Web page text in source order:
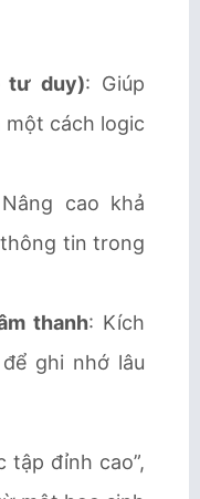
tư duy): Giúp
cách logic
cao khả
tin trong
thanh: Kích
ghi nhớ lâu
tập đỉnh cao”,